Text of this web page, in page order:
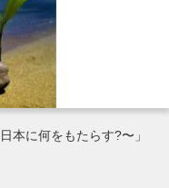
に何をもたらす?〜」